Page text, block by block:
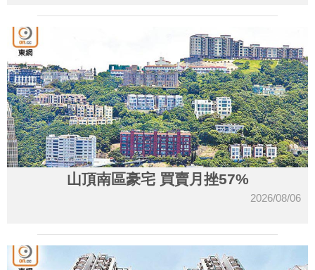
山頂南區豪宅 買賣月挫57%
2026/08/06